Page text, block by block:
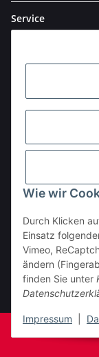
Wie wir
Durch Klicken
Einsatz
Vimeo,
ändern
finden Sie unter
Impressum
Service
BESTELLHOTLINE:
(0 23 03) 983 77 27
* Alle Preise inkl.